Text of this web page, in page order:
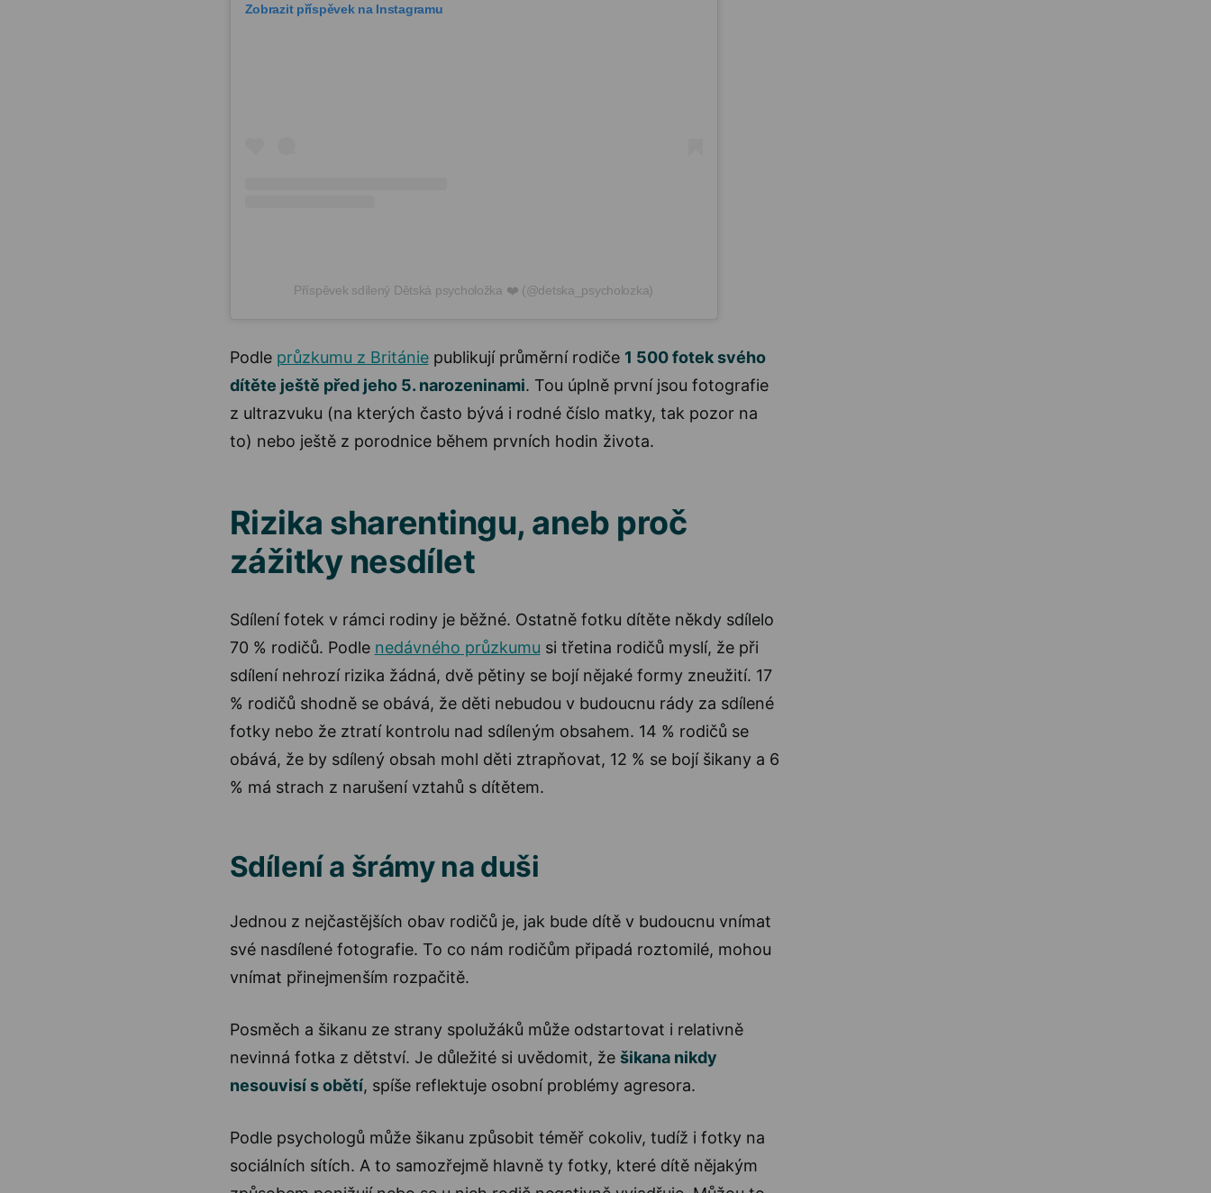
Zobrazit příspěvek na Instagramu
Příspěvek sdílený Dětská psycholožka ❤️ (@detska_psycholozka)
Podle průzkumu z Britániepublikují průměrní rodiče 1 500 fotek svého
dítěte ještě před jeho 5. narozeninami. Tou úplně první jsou fotografie
z ultrazvuku (na kterých často bývá i rodné číslo matky, tak pozor na
to) nebo ještě z porodnice během prvních hodin života.
Rizika sharentingu, aneb proč
zážitky nesdílet
Sdílení fotek v rámci rodiny je běžné. Ostatně fotku dítěte někdy sdílelo
70 % rodičů. Podle nedávného průzkumu si třetina rodičů myslí, že při
sdílení nehrozí rizika žádná, dvě pětiny se bojí nějaké formy zneužití. 17
% rodičů shodně se obává, že děti nebudou v budoucnu rády za sdílené
fotky nebo že ztratí kontrolu nad sdíleným obsahem. 14 % rodičů se
obává, že by sdílený obsah mohl děti ztrapňovat, 12 % se bojí šikany a 6
% má strach z narušení vztahů s dítětem.
Sdílení a šrámy na duši
Jednou z nejčastějších obav rodičů je, jak bude dítě v budoucnu vnímat
své nasdílené fotografie. To co nám rodičům připadá roztomilé, mohou
vnímat přinejmenším rozpačitě.
Posměch a šikanu ze strany spolužáků může odstartovat i relativně
nevinná fotka z dětství. Je důležité si uvědomit, že šikana nikdy
nesouvisí s obětí, spíše reflektuje osobní problémy agresora.
Podle psychologů může šikanu způsobit téměř cokoliv, tudíž i fotky na
sociálních sítích. A to samozřejmě hlavně ty fotky, které dítě nějakým